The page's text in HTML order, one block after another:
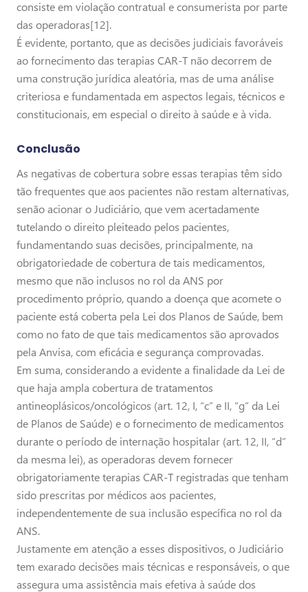
consiste em violação contratual e consumerista por parte
das operadoras[12].
É evidente, portanto, que as decisões judiciais favoráveis
ao fornecimento das terapias CAR-T não decorrem de
uma construção jurídica aleatória, mas de uma análise
criteriosa e fundamentada em aspectos legais, técnicos e
constitucionais, em especial o direito à saúde e à vida.
Conclusão
As negativas de cobertura sobre essas terapias têm sido
tão frequentes que aos pacientes não restam alternativas,
senão acionar o Judiciário, que vem acertadamente
tutelando o direito pleiteado pelos pacientes,
fundamentando suas decisões, principalmente, na
obrigatoriedade de cobertura de tais medicamentos,
mesmo que não inclusos no rol da ANS por
procedimento próprio, quando a doença que acomete o
paciente está coberta pela Lei dos Planos de Saúde, bem
como no fato de que tais medicamentos são aprovados
pela Anvisa, com eficácia e segurança comprovadas.
Em suma, considerando a evidente a finalidade da Lei de
que haja ampla cobertura de tratamentos
antineoplásicos/oncológicos (art. 12, I, “c” e II, “g” da Lei
de Planos de Saúde) e o fornecimento de medicamentos
durante o período de internação hospitalar (art. 12, II, “d”
da mesma lei), as operadoras devem fornecer
obrigatoriamente terapias CAR-T registradas que tenham
sido prescritas por médicos aos pacientes,
independentemente de sua inclusão específica no rol da
ANS.
Justamente em atenção a esses dispositivos, o Judiciário
tem exarado decisões mais técnicas e responsáveis, o que
assegura uma assistência mais efetiva à saúde dos